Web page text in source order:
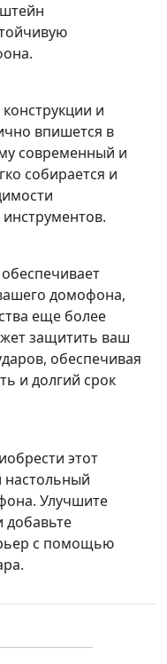
и
впишется в
современный и
собирается и
домофона,
еще более
защитить ваш
обеспечивая
и долгий срок
этот
Улучшите
добавьте
с помощью